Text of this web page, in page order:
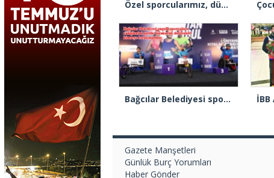
Özel sporcularımız, dünya rekoru kırarak Avrupa Şampiyonu oldu
Bağcılar Belediyesi sporcuları, İstanbul Maratonu’nda bütün kupaları topladı
Gazete Manşetleri
Günlük Burç Yorumları
Haber Gönder